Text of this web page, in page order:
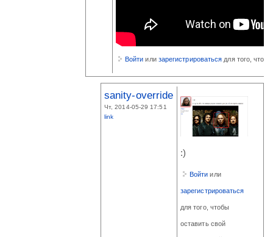
Войти или зарегистрироваться для того,
sanity-override
Чт, 2014-05-29 17:51
link
:)
Войти или
зарегистрироваться
для того, чтобы
оставить свой